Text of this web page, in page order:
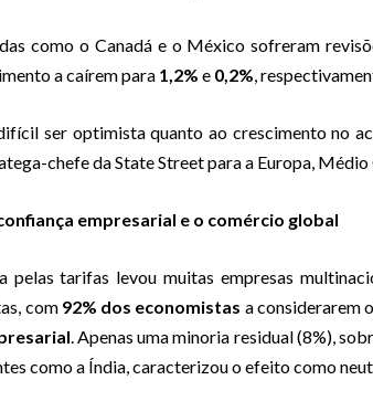
como o Canadá e o México sofreram
a caírem para 1,2% e 0,2%,
ser optimista quanto ao crescimento no
chefe da State Street para a Europa,
empresarial e o comércio global
pelas tarifas levou muitas empresas
com 92% dos economistas a considerarem
. Apenas uma minoria residual (8%),
como a Índia, caracterizou o efeito como